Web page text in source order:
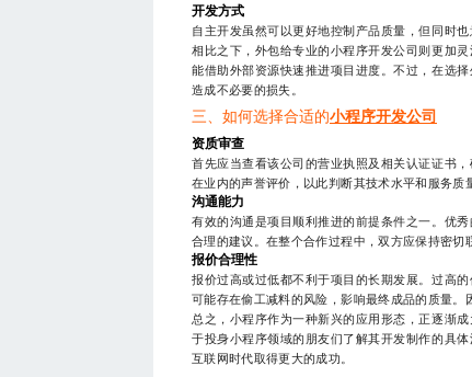
开发方式
自主开发虽然可以更好地控制产品质量，但同时
相比之下，外包给专业的小程序开发公司则更加
能借助外部资源快速推进项目进度。不过，在选
造成不必要的损失。
三、如何选择合适的小程序开发公司
资质审查
首先应当查看该公司的营业执照及相关认证证书
在业内的声誉评价，以此判断其技术水平和服务质
沟通能力
有效的沟通是项目顺利推进的前提条件之一。优
合理的建议。在整个合作过程中，双方应保持密切
报价合理性
报价过高或过低都不利于项目的长期发展。过高
可能存在偷工减料的风险，影响最终成品的质量。
总之，小程序作为一种新兴的应用形态，正逐渐
于投身小程序领域的朋友们了解其开发制作的具
互联网时代取得更大的成功。